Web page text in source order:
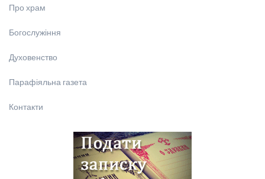
Про храм
Богослужіння
Духовенство
Парафіяльна газета
Контакти